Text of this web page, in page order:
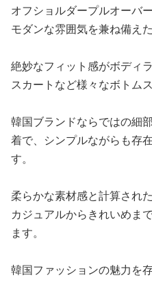
オフショルダープルオーバ
モダンな雰囲気を兼ね備え
絶妙なフィット感がボディ
スカートなど様々なボトム
韓国ブランドならではの細
着で、シンプルながらも存
す。
柔らかな素材感と計算され
カジュアルからきれいめま
ます。
韓国ファッションの魅力を